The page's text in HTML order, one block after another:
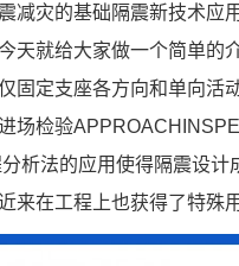
减灾的基础隔震新技术应
天就给大家做一个简单的
固定支座各方向和单向活
场检验
析法的应用使得隔震设
来在工程上也获得了特殊